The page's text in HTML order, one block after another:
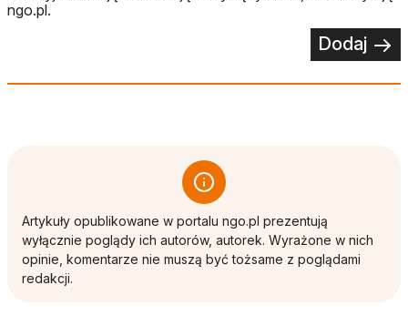
ngo.pl.
Dodaj
Artykuły opublikowane w portalu ngo.pl prezentują
wyłącznie poglądy ich autorów, autorek. Wyrażone w nich
opinie, komentarze nie muszą być tożsame z poglądami
redakcji.